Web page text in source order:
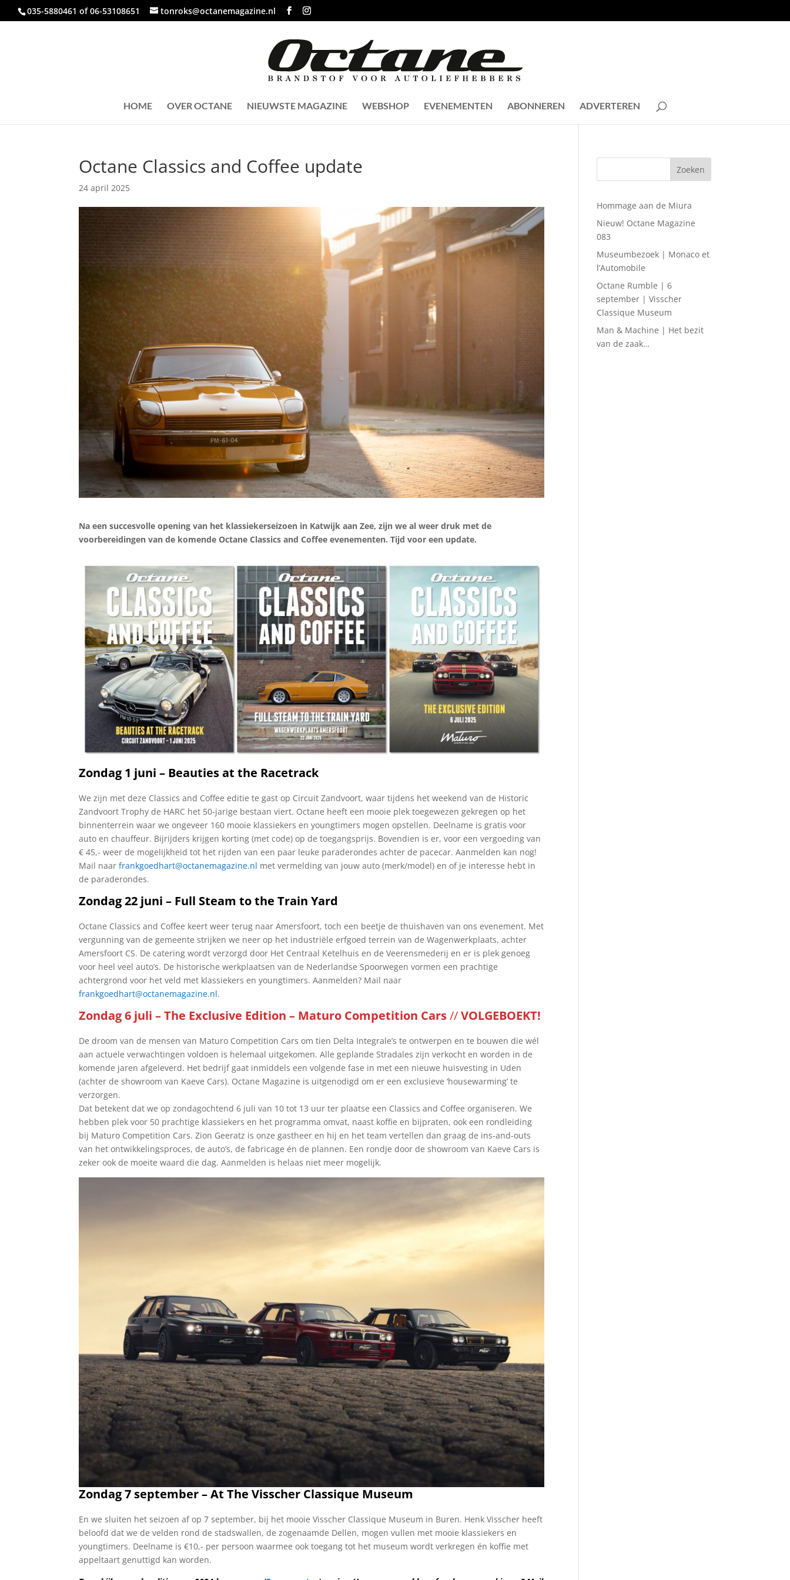
035-5880461 of 06-53108651 tonroks@octanemagazine.nl
HOME OVER OCTANE NIEUWSTE MAGAZINE WEBSHOP EVENEMENTEN ABONNEREN ADVERTEREN
Octane Classics and Coffee update
24 april 2025
Na een succesvolle opening van het klassiekerseizoen in Katwijk aan Zee, zijn we al weer druk met de
voorbereidingen van de komende Octane Classics and Coffee evenementen. Tijd voor een update.
Zondag 1 juni – Beauties at the Racetrack
We zijn met deze Classics and Coffee editie te gast op Circuit Zandvoort, waar tijdens het weekend van de Historic
Zandvoort Trophy de HARC het 50-jarige bestaan viert. Octane heeft een mooie plek toegewezen gekregen op het
binnenterrein waar we ongeveer 160 mooie klassiekers en youngtimers mogen opstellen. Deelname is gratis voor
auto en chauffeur. Bijrijders krijgen korting (met code) op de toegangsprijs. Bovendien is er, voor een vergoeding van
€ 45,- weer de mogelijkheid tot het rijden van een paar leuke paraderondes achter de pacecar. Aanmelden kan nog!
Mail naarfrankgoedhart@octanemagazine.nl met vermelding van jouw auto (merk/model) en of je interesse hebt in
de paraderondes.
Zondag 22 juni – Full Steam to the Train Yard
Octane Classics and Coffee keert weer terug naar Amersfoort, toch een beetje de thuishaven van ons evenement. Met
vergunning van de gemeente strijken we neer op het industriële erfgoed terrein van de Wagenwerkplaats, achter
Amersfoort CS. De catering wordt verzorgd door Het Centraal Ketelhuis en de Veerensmederij en er is plek genoeg
voor heel veel auto’s. De historische werkplaatsen van de Nederlandse Spoorwegen vormen een prachtige
achtergrond voor het veld met klassiekers en youngtimers. Aanmelden? Mail naar
frankgoedhart@octanemagazine.nl.
Zondag 6 juli – The Exclusive Edition – Maturo Competition Cars//VOLGEBOEKT!
De droom van de mensen van Maturo Competition Cars om tien Delta Integrale’s te ontwerpen en te bouwen die wél
aan actuele verwachtingen voldoen is helemaal uitgekomen. Alle geplande Stradales zijn verkocht en worden in de
komende jaren afgeleverd. Het bedrijf gaat inmiddels een volgende fase in met een nieuwe huisvesting in Uden
(achter de showroom van Kaeve Cars). Octane Magazine is uitgenodigd om er een exclusieve ‘housewarming’ te
verzorgen.
Dat betekent dat we op zondagochtend 6 juli van 10 tot 13 uur ter plaatse een Classics and Coffee organiseren. We
hebben plek voor 50 prachtige klassiekers en het programma omvat, naast koffie en bijpraten, ook een rondleiding
bij Maturo Competition Cars. Zion Geeratz is onze gastheer en hij en het team vertellen dan graag de ins-and-outs
van het ontwikkelingsproces, de auto’s, de fabricage én de plannen. Een rondje door de showroom van Kaeve Cars is
zeker ook de moeite waard die dag. Aanmelden is helaas niet meer mogelijk.
Zondag 7 september – At The Visscher Classique Museum
En we sluiten het seizoen af op 7 september, bij het mooie Visscher Classique Museum in Buren. Henk Visscher heeft
beloofd dat we de velden rond de stadswallen, de zogenaamde Dellen, mogen vullen met mooie klassiekers en
youngtimers. Deelname is €10,- per persoon waarmee ook toegang tot het museum wordt verkregen én koffie met
appeltaart genuttigd kan worden.
Hommage aan de Miura
Nieuw! Octane Magazine
083
Museumbezoek | Monaco et
l’Automobile
Octane Rumble | 6
september | Visscher
Classique Museum
Man & Machine | Het bezit
van de zaak…